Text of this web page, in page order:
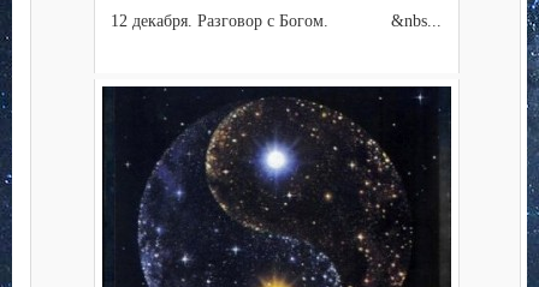
12 декабря. Разговор с Богом. &nbs...